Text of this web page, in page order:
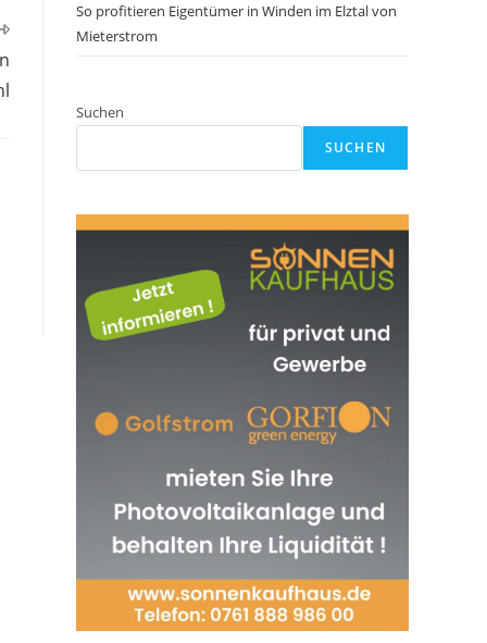
So profitieren Eigentümer in Winden im Elztal von
Mieterstrom
Suchen
SUCHEN